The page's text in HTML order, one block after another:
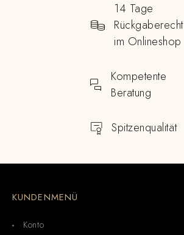
14 Tage
Rückgaberecht
im Onlineshop
Kompetente
Beratung
Spitzenqualität
KUNDENMENÜ
Konto